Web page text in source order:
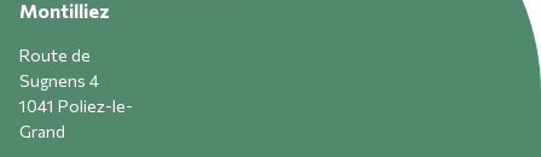
Montilliez
Route de
Sugnens 4
1041 Poliez-le-
Grand